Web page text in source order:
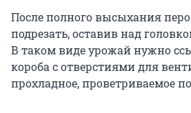
После полного высыхания
подрезать, оставив над
В таком виде урожай нужно
короба с отверстиями для
прохладное, проветриваемое